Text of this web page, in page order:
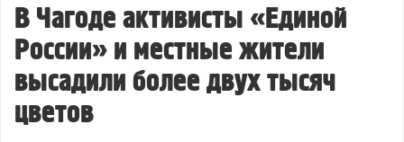
В Чагоде активисты «Единой
России» и местные жители
высадили более двух тысяч
цветов